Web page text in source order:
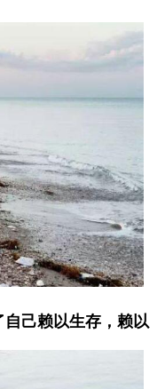
己赖以生存，赖以